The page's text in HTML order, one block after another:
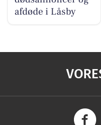
afdøde i Låsby